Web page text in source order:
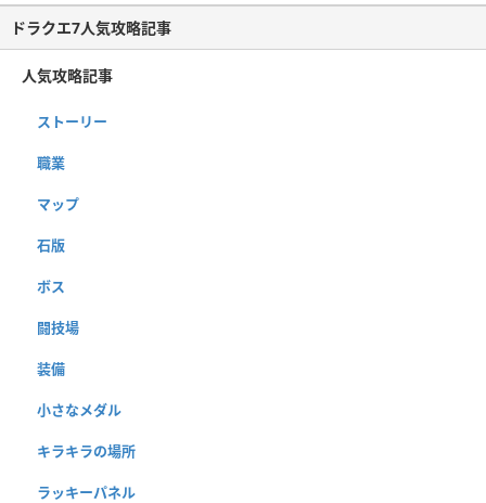
ドラクエ7人気攻略記事
人気攻略記事
ストーリー
職業
マップ
石版
ボス
闘技場
装備
小さなメダル
キラキラの場所
ラッキーパネル